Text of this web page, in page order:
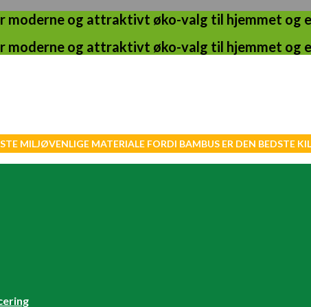
moderne og attraktivt øko-valg til hjemmet og
moderne og attraktivt øko-valg til hjemmet og
MILJØVENLIGE MATERIALE FORDI BAMBUS ER DEN